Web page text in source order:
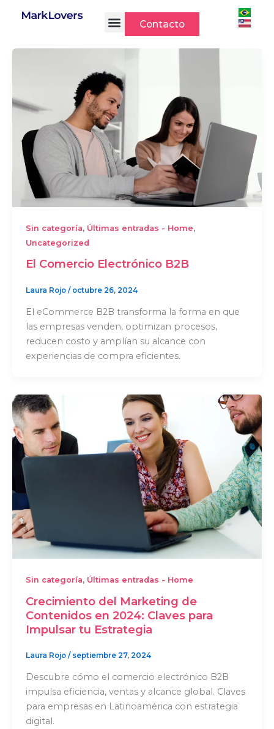
Contacto
Sin categoría, Últimas entradas - Home,
Uncategorized
El Comercio Electrónico B2B
Laura Rojo / octubre 26, 2024
El eCommerce B2B transforma la forma en que
las empresas venden, optimizan procesos,
reducen costo y amplían su alcance con
experiencias de compra eficientes.
Sin categoría, Últimas entradas - Home
Crecimiento del Marketing de
Contenidos en 2024: Claves para
Impulsar tu Estrategia
Laura Rojo / septiembre 27, 2024
Descubre cómo el comercio electrónico B2B
impulsa eficiencia, ventas y alcance global. Claves
para empresas en Latinoamérica con estrategia
digital.